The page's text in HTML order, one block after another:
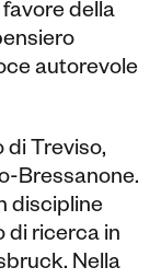
della
autorevole
di Treviso,
Bressanone.
discipline
di ricerca in
Nella